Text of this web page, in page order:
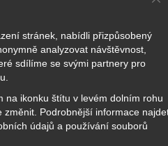
stránek, nabídli přizpůsobený
analyzovat návštěvnost,
sdílíme se svými partnery pro
na ikonku štítu v levém dolním rohu
změnit. Podrobnější informace
údajů a používání souborů